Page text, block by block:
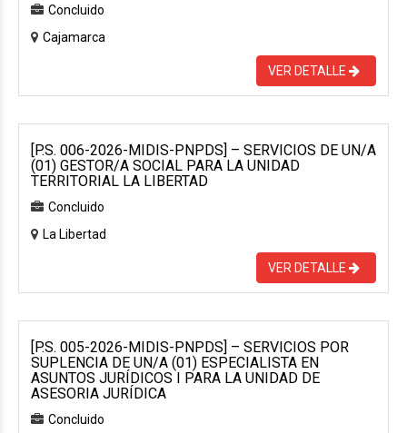
Concluido
Cajamarca
VER DETALLE
[P.S. 006-2026-MIDIS-PNPDS] – SERVICIOS DE UN/A
(01) GESTOR/A SOCIAL PARA LA UNIDAD
TERRITORIAL LA LIBERTAD
Concluido
La Libertad
VER DETALLE
[P.S. 005-2026-MIDIS-PNPDS] – SERVICIOS POR
SUPLENCIA DE UN/A (01) ESPECIALISTA EN
ASUNTOS JURÍDICOS I PARA LA UNIDAD DE
ASESORIA JURÍDICA
Concluido